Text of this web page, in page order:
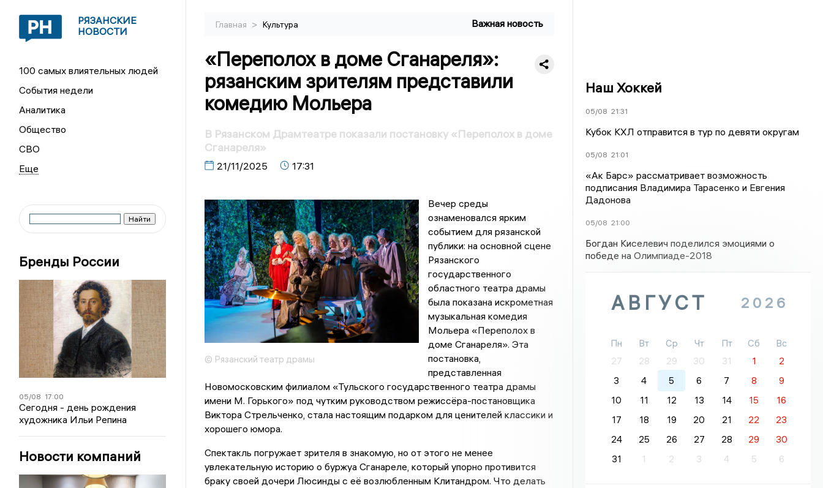
РЯЗАНСКИЕ
НОВОСТИ
100 самых влиятельных людей
События недели
Аналитика
Общество
СВО
Бренды России
05/08 17:00
Сегодня - день рождения
художника Ильи Репина
Новости компаний
Главная > Культура Важная новость
«Переполох в доме Сганареля»:
рязанским зрителям представили
комедию Мольера
В Рязанском Драмтеатре показали постановку «Переполох в доме
Сганареля»
21/11/2025 17:31
© Рязанский театр драмы
Вечер среды
ознаменовался ярким
событием для рязанской
публики: на основной сцене
Рязанского
государственного
областного театра драмы
была показана искрометная
музыкальная комедия
Мольера «Переполох в
доме Сганареля». Эта
постановка,
представленная
Новомосковским филиалом «Тульского государственного театра драмы
имени М. Горького» под чутким руководством режиссёра-постановщика
Виктора Стрельченко, стала настоящим подарком для ценителей классики и
хорошего юмора.
Спектакль погружает зрителя в знакомую, но от этого не менее
увлекательную историю о буржуа Сганареле, который упорно противится
браку своей дочери Люсинды с её возлюбленным Клитандром. Что делать
Наш Хоккей
05/08 21:31
Кубок КХЛ отправится в тур по девяти округам
05/08 21:01
«Ак Барс» рассматривает возможность
подписания Владимира Тарасенко и Евгения
Дадонова
05/08 21:00
Богдан Киселевич поделился эмоциями о
победе на Олимпиаде-2018
АВГУСТ 2026
Пн Вт Ср Чт Пт Сб
Вс
27
28 29 30 31 1
2
3
4 5 6 7 8
9
10
11 12 13 14 15
16
17
18 19 20 21 22
23
24
25 26 27 28 29
30
31
1 2 3 4 5 6